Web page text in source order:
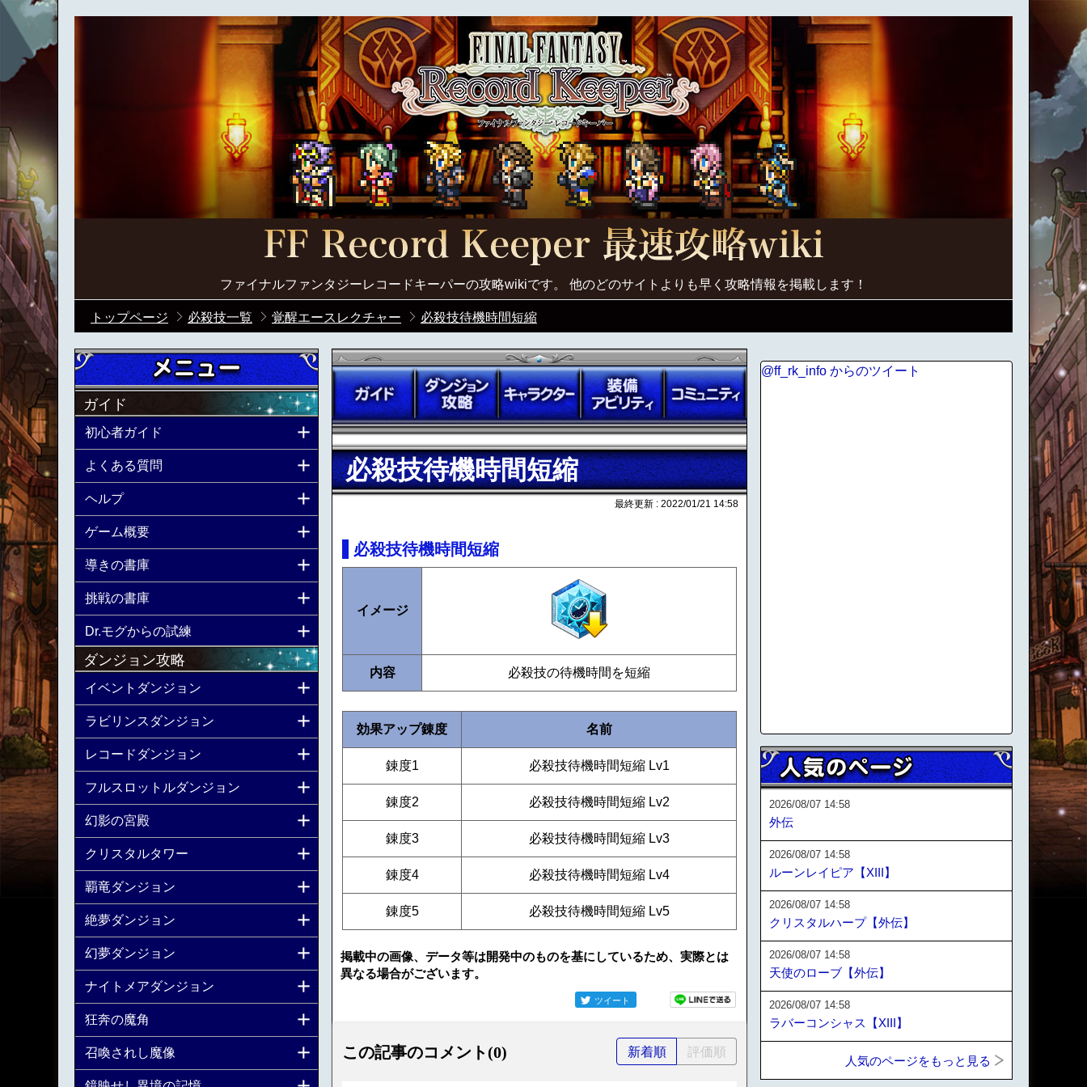
ファイナルファンタジーレコードキーパーの攻略wikiです。 他のどのサイトよりも早く攻略情報を掲載します！
トップページ 必殺技一覧 覚醒エースレクチャー 必殺技待機時間短縮
必殺技待機時間短縮
最終更新 : 2022/01/21 14:58
必殺技待機時間短縮
イメージ
内容 必殺技の待機時間を短縮
効果アップ錬度 名前
錬度1 必殺技待機時間短縮 Lv1
錬度2 必殺技待機時間短縮 Lv2
錬度3 必殺技待機時間短縮 Lv3
錬度4 必殺技待機時間短縮 Lv4
錬度5 必殺技待機時間短縮 Lv5
掲載中の画像、データ等は開発中のものを基にしているため、実際とは
異なる場合がございます。
ツイート
この記事のコメント(0) 新着順 評価順
ガイド
初心者ガイド
よくある質問
ヘルプ
ゲーム概要
導きの書庫
挑戦の書庫
Dr.モグからの試練
ダンジョン攻略
イベントダンジョン
ラビリンスダンジョン
レコードダンジョン
フルスロットルダンジョン
幻影の宮殿
クリスタルタワー
覇竜ダンジョン
絶夢ダンジョン
幻夢ダンジョン
ナイトメアダンジョン
狂奔の魔角
召喚されし魔像
@ff_rk_info からのツイート
2026/08/07 14:58
外伝
2026/08/07 14:58
ルーンレイピア【XIII】
2026/08/07 14:58
クリスタルハープ【外伝】
2026/08/07 14:58
天使のローブ【外伝】
2026/08/07 14:58
ラバーコンシャス【XIII】
人気のページをもっと見る